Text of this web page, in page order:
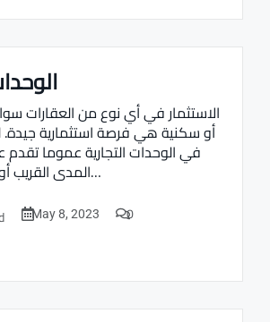
ville
الاستثمار في أي نوع من العقارات
أو سكنية هي فرصة استثمارية جيدة.
في الوحدات التجارية عموما تقدم
المدى القريب أو البعيد أفضل…
May 8, 2023 0